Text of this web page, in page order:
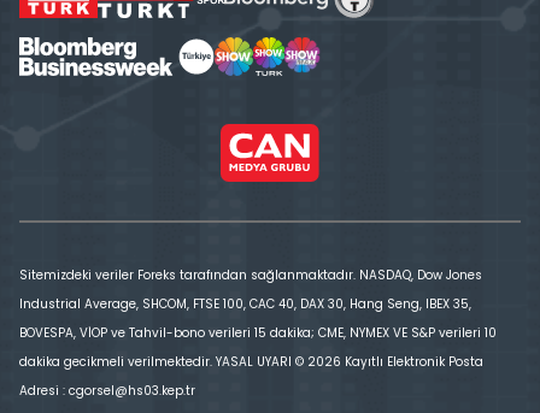
Sitemizdeki veriler Foreks tarafından sağlanmaktadır. NASDAQ, Dow Jones
Industrial Average, SHCOM, FTSE 100, CAC 40, DAX 30, Hang Seng, IBEX 35,
BOVESPA, VİOP ve Tahvil-bono verileri 15 dakika; CME, NYMEX VE S&P verileri 10
dakika gecikmeli verilmektedir. YASAL UYARI © 2026 Kayıtlı Elektronik Posta
Adresi : cgorsel@hs03.kep.tr